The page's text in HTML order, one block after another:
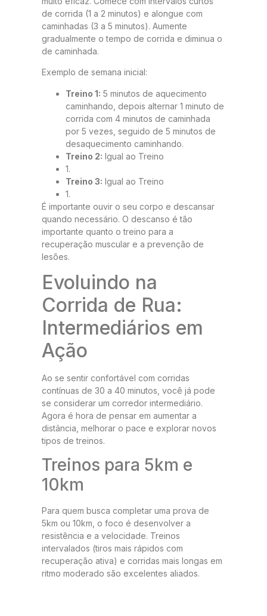
de corrida (1 a 2 minutos) e alongue com
caminhadas (3 a 5 minutos). Aumente
gradualmente o tempo de corrida e diminua o
de caminhada.
Exemplo de semana inicial:
Treino 1: 5 minutos de aquecimento
caminhando, depois alternar 1 minuto de
corrida com 4 minutos de caminhada
por 5 vezes, seguido de 5 minutos de
desaquecimento caminhando.
Treino 2: Igual ao Treino
1.
Treino 3: Igual ao Treino
1.
É importante ouvir o seu corpo e descansar
quando necessário. O descanso é tão
importante quanto o treino para a
recuperação muscular e a prevenção de
lesões.
Evoluindo na
Corrida de Rua:
Intermediários em
Ação
Ao se sentir confortável com corridas
contínuas de 30 a 40 minutos, você já pode
se considerar um corredor intermediário.
Agora é hora de pensar em aumentar a
distância, melhorar o pace e explorar novos
tipos de treinos.
Treinos para 5km e
10km
Para quem busca completar uma prova de
5km ou 10km, o foco é desenvolver a
resistência e a velocidade. Treinos
intervalados (tiros mais rápidos com
recuperação ativa) e corridas mais longas em
ritmo moderado são excelentes aliados.